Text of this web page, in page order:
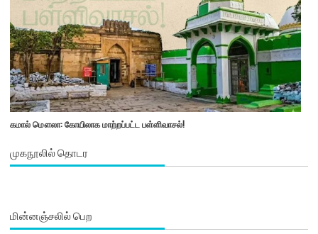
கமால் மௌலா: கோயிலாக மாற்றப்பட்ட பள்ளிவாசல்!
முகநூலில் தொடர
மின்னஞ்சலில் பெற